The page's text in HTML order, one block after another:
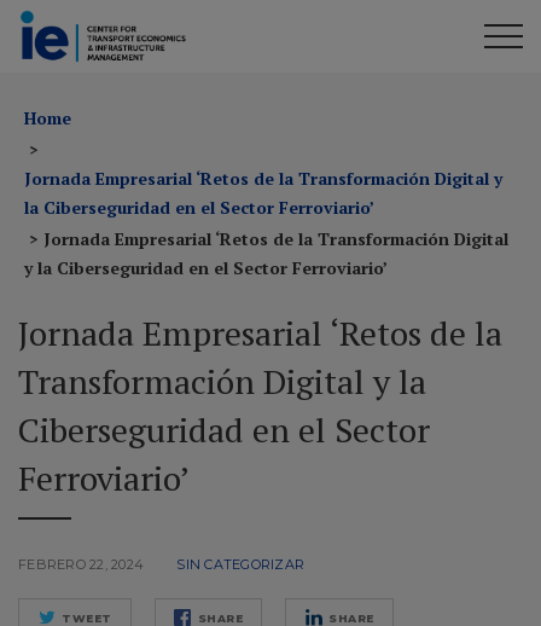
Home
Jornada Empresarial ‘Retos de la Transformación Digital y
la Ciberseguridad en el Sector Ferroviario’
Jornada Empresarial ‘Retos de la Transformación Digital
y la Ciberseguridad en el Sector Ferroviario’
Jornada Empresarial ‘Retos de la
Transformación Digital y la
Ciberseguridad en el Sector
Ferroviario’
FEBRERO 22, 2024 SIN CATEGORIZAR
TWEET SHARE SHARE